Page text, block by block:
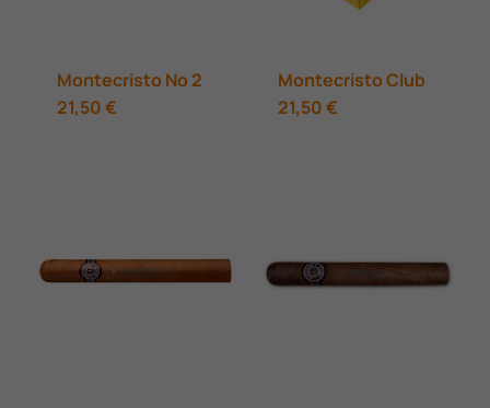
Montecristo No 2
21,50€
Montecristo Club
21,50€